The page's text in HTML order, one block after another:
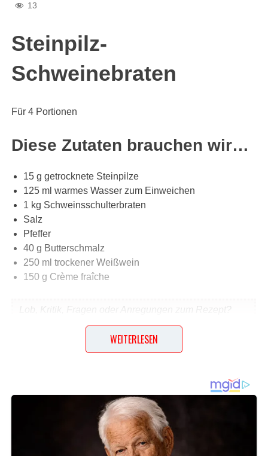
13
Steinpilz-
Schweinebraten
Für 4 Portionen
Diese Zutaten brauchen wir…
15 g getrocknete Steinpilze
125 ml warmes Wasser zum Einweichen
1 kg Schweinsschulterbraten
Salz
Pfeffer
40 g Butterschmalz
250 ml trockener Weißwein
150 g Crème fraîche
Lob, Kritik, Fragen oder Anregungen zum Rezept?
Dann hinterlasse doch bitte einen Kommentar am
Ende dieser Seite & auch eine Bewertung!
Die Steinpilze gut waschen und in warmem Wasser
einweichen. Den Schweinebraten salzen, pfeffern und im
heißen Butterschmalz von allen Seiten anbraten. Fleisch
herausnehmen und warm stellen. Bratenfond mit Wein
WEITERLESEN